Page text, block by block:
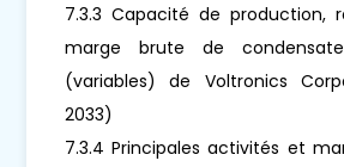
7.3.3 Capacité de production,
marge brute de
(variables) de Voltronics
2033)
7.3.4 Principales activités et